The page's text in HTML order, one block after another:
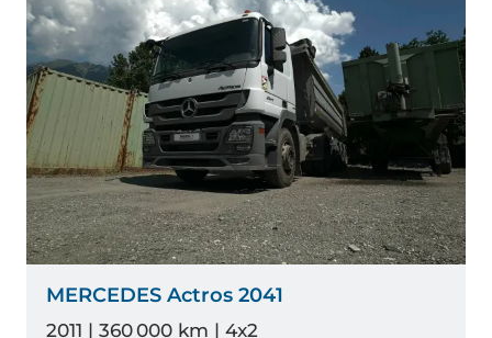
MERCEDES Actros 2041
2011 | 360 000 km | 4x2